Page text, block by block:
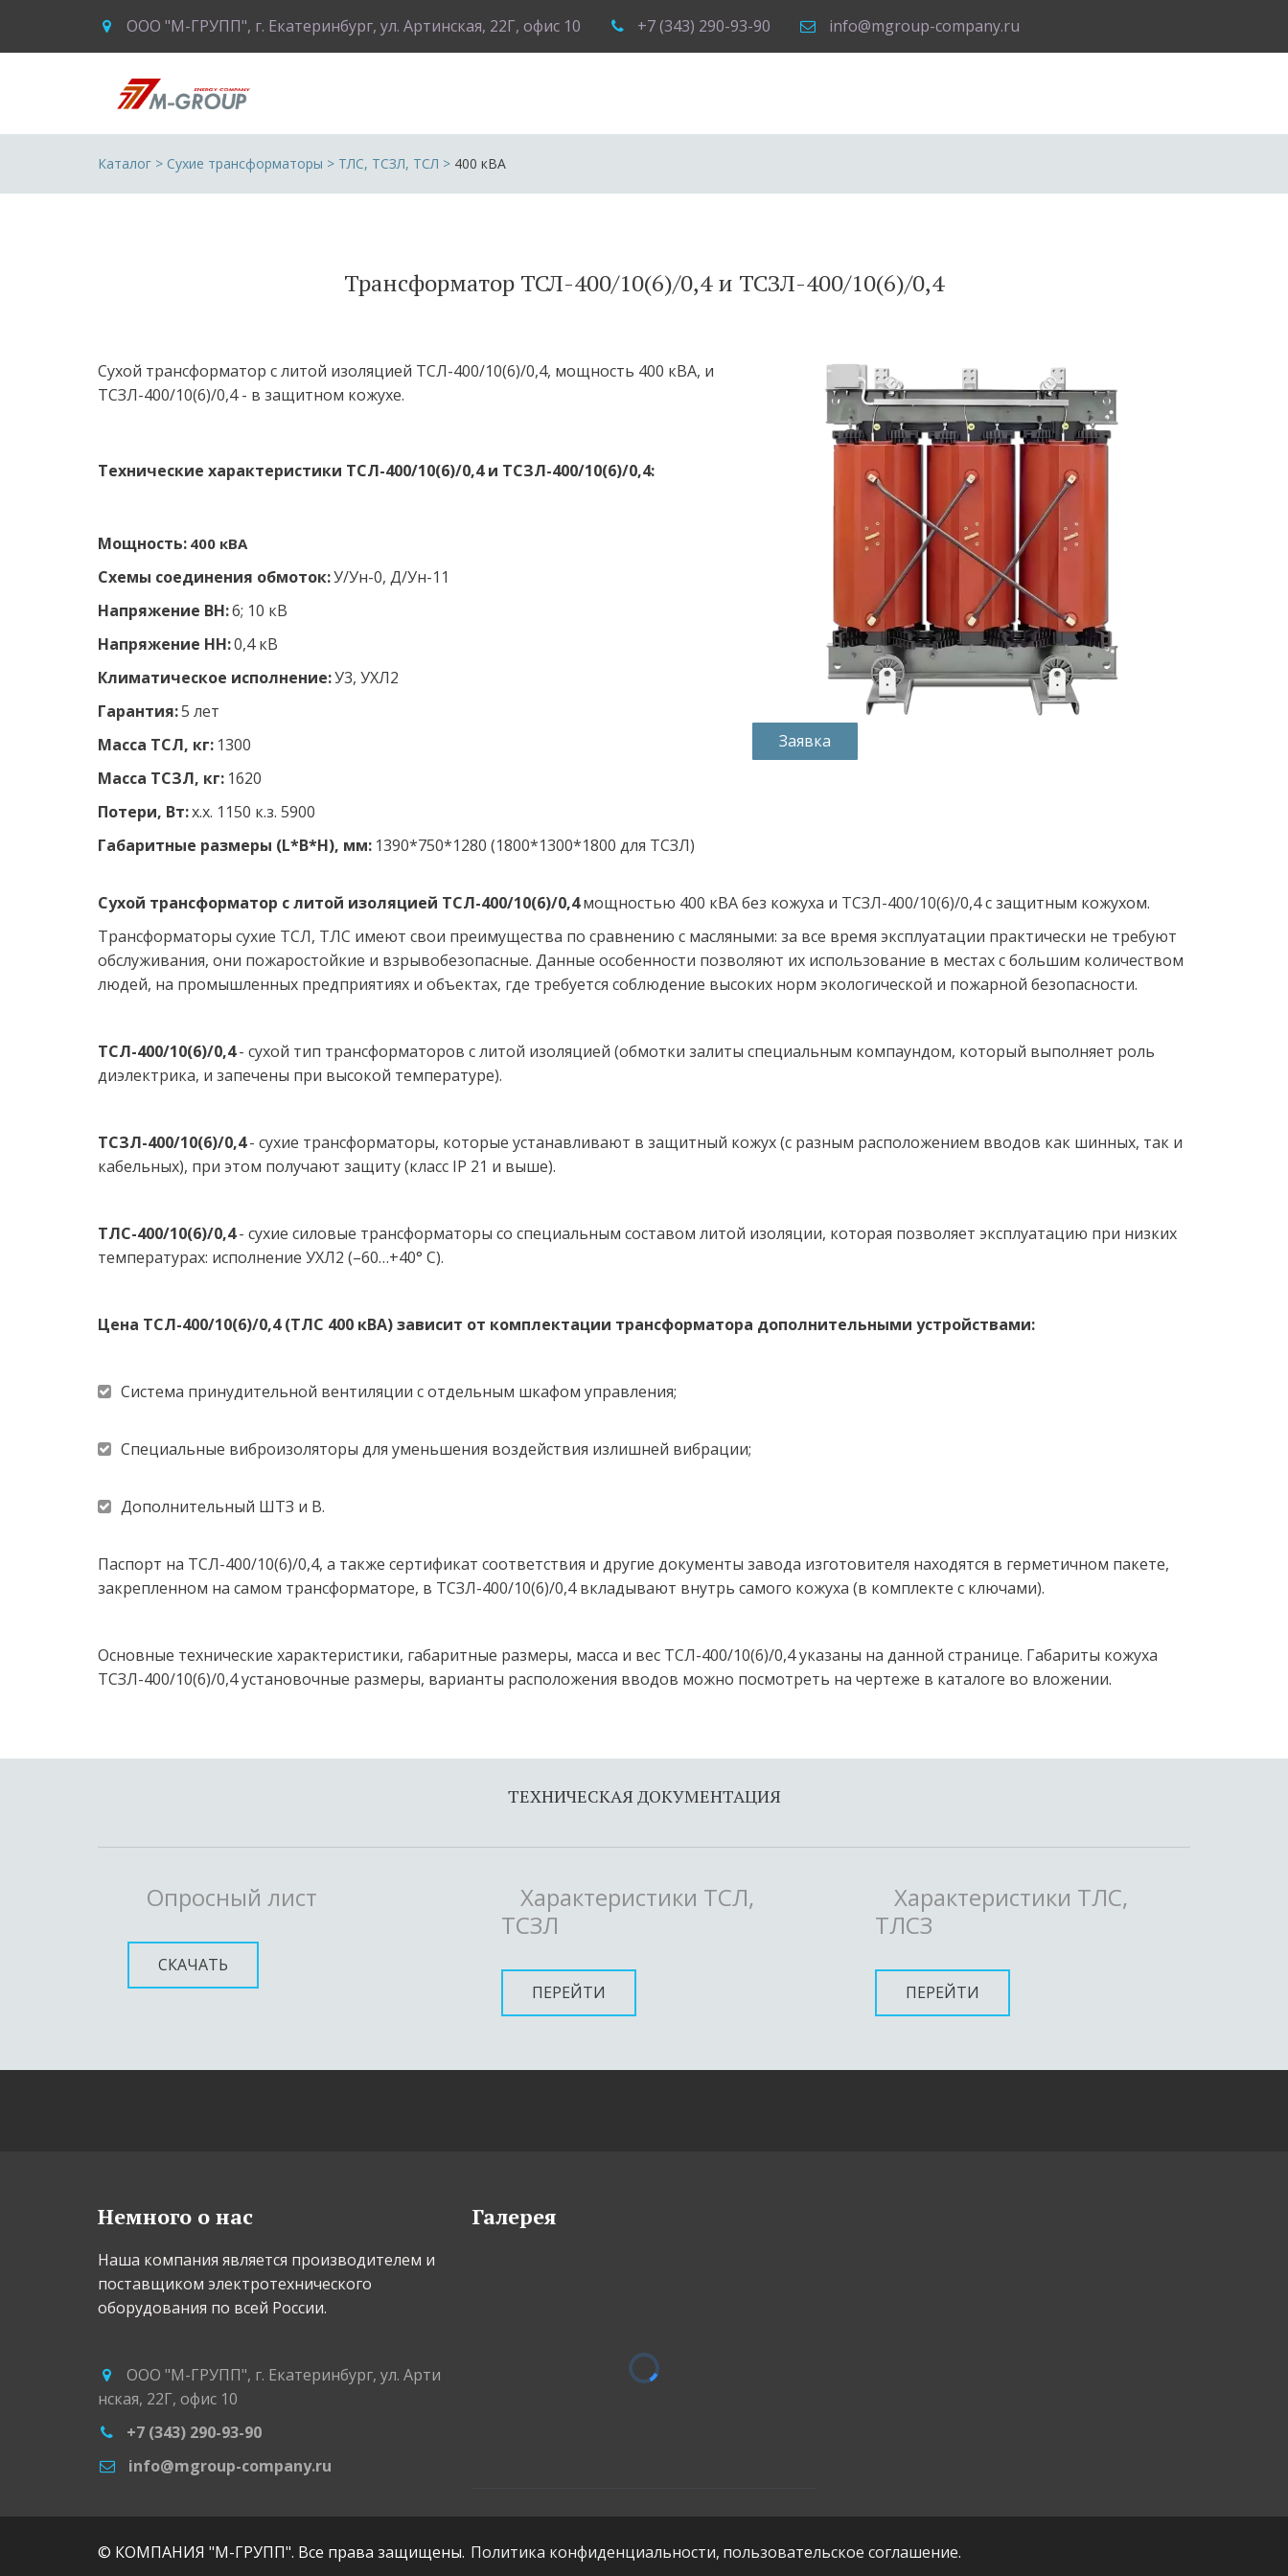
ООО "М-ГРУПП", г. Екатеринбург, ул. Артинская, 22Г, офис 10 +7 (343) 290-93-90 info@mgroup-company.ru
Каталог > Сухие трансформаторы > ТЛС, ТСЗЛ, ТСЛ > 400 кВА
Трансформатор ТСЛ-400/10(6)/0,4 и ТСЗЛ-400/10(6)/0,4
Сухой трансформатор с литой изоляцией ТСЛ-400/10(6)/0,4, мощность 400 кВА, и
ТСЗЛ-400/10(6)/0,4 - в защитном кожухе.
Технические характеристики ТСЛ-400/10(6)/0,4 и ТСЗЛ-400/10(6)/0,4:
Мощность: 400 кВА
Схемы соединения обмоток:У/Ун-0, Д/Ун-11
Напряжение ВН: 6; 10 кВ
Напряжение НН: 0,4 кВ
Климатическое исполнение: У3, УХЛ2
Гарантия: 5 лет
Масса ТСЛ, кг: 1300
Масса ТСЗЛ, кг: 1620
Потери, Вт: х.х. 1150 к.з. 5900
Габаритные размеры (L*B*H), мм: 1390*750*1280 (1800*1300*1800 для ТСЗЛ)
Заявка
Сухой трансформатор с литой изоляцией ТСЛ-400/10(6)/0,4 мощностью 400 кВА без кожуха и ТСЗЛ-400/10(6)/0,4 с защитным кожухом.
Трансформаторы сухие ТСЛ, ТЛС имеют свои преимущества по сравнению с масляными: за все время эксплуатации практически не требуют
обслуживания, они пожаростойкие и взрывобезопасные. Данные особенности позволяют их использование в местах с большим количеством
людей, на промышленных предприятиях и объектах, где требуется соблюдение высоких норм экологической и пожарной безопасности.
ТСЛ-400/10(6)/0,4 - сухой тип трансформаторов с литой изоляцией (обмотки залиты специальным компаундом, который выполняет роль
диэлектрика, и запечены при высокой температуре).
ТСЗЛ-400/10(6)/0,4 - сухие трансформаторы, которые устанавливают в защитный кожух (с разным расположением вводов как шинных, так и
кабельных), при этом получают защиту (класс IP 21 и выше).
ТЛС-400/10(6)/0,4 - сухие силовые трансформаторы со специальным составом литой изоляции, которая позволяет эксплуатацию при низких
температурах: исполнение УХЛ2 (–60…+40° С).
Цена ТСЛ-400/10(6)/0,4 (ТЛС 400 кВА) зависит от комплектации трансформатора дополнительными устройствами:
Система принудительной вентиляции с отдельным шкафом управления;
Специальные виброизоляторы для уменьшения воздействия излишней вибрации;
Дополнительный ШТЗ и В.
Паспорт на ТСЛ-400/10(6)/0,4, а также сертификат соответствия и другие документы завода изготовителя находятся в герметичном пакете,
закрепленном на самом трансформаторе, в ТСЗЛ-400/10(6)/0,4 вкладывают внутрь самого кожуха (в комплекте с ключами).
Основные технические характеристики, габаритные размеры, масса и вес ТСЛ-400/10(6)/0,4 указаны на данной странице. Габариты кожуха
ТСЗЛ-400/10(6)/0,4 установочные размеры, варианты расположения вводов можно посмотреть на чертеже в каталоге во вложении.
ТЕХНИЧЕСКАЯ ДОКУМЕНТАЦИЯ
Опросный лист
СКАЧАТЬ
Характеристики ТСЛ,
ТСЗЛ
ПЕРЕЙТИ
Характеристики ТЛС,
ТЛСЗ
ПЕРЕЙТИ
Немного о нас
Наша компания является производителем и
поставщиком электротехнического
оборудования по всей России.
ООО "М-ГРУПП", г. Екатеринбург, ул. Арти
нская, 22Г, офис 10
+7 (343) 290-93-90
info@mgroup-company.ru
Галерея
© КОМПАНИЯ "М-ГРУПП". Все права защищены. Политика конфиденциальности, пользовательское соглашение.